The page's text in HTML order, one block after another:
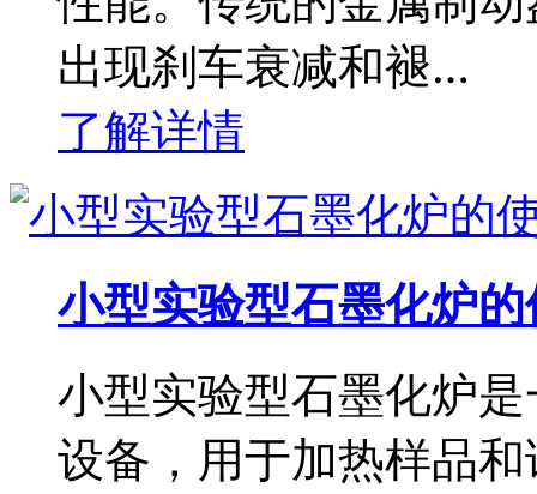
出现刹车衰减和褪…
了解详情
小型实验型石墨化炉
小型实验型石墨化炉
设备，用于加热样品